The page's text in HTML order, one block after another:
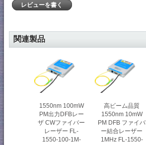
レビューを書く
関連製品
1550nm 100mW
PM出力DFBレー
ザ CWファイバー
レーザー FL-
1550-100-1M-
高ビーム品質
1550nm 10mW
PM DFB ファイバ
ー結合レーザー
1MHz FL-1550-